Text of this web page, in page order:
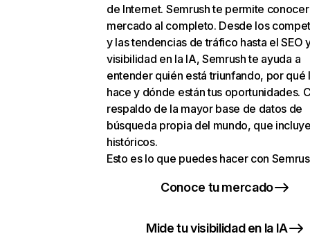
de Internet. Semrush te permite
mercado al completo. Desde los
y las tendencias de tráfico hasta el SEO
visibilidad en la IA, Semrush te ayuda a
entender quién está triunfando, por qué
hace y dónde están tus oportunidades.
respaldo de la mayor base de datos de
búsqueda propia del mundo, que
históricos.
Esto es lo que puedes hacer con
Conoce tu mercado
Mide tu visibilidad en la IA